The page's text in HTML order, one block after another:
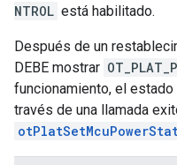
NTROL está habilitado.
Después de un
DEBE mostrar
funcionamiento, el
través de una llamada